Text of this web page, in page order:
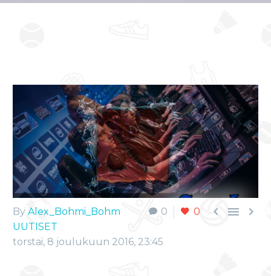
0 0   
By Alex_Bohmi_Bohm
UUTISET
torstai, 8 joulukuun 2016, 23:45